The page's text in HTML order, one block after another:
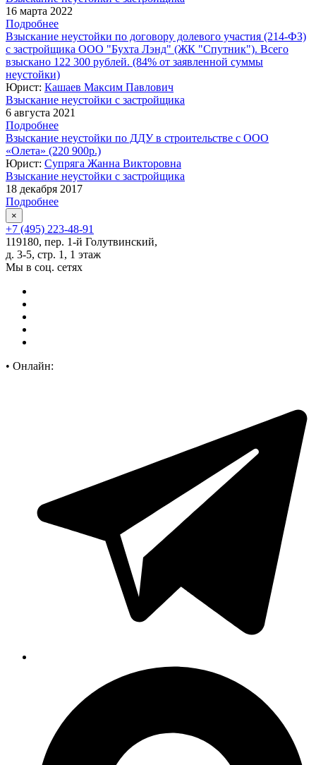
16 марта 2022
Подробнее
Взыскание неустойки по договору долевого участия (214-ФЗ)
с застройщика ООО "Бухта Лэнд" (ЖК "Спутник"). Всего
взыскано 122 300 рублей. (84% от заявленной суммы
неустойки)
Юрист: Кашаев Максим Павлович
Взыскание неустойки с застройщика
6 августа 2021
Подробнее
Взыскание неустойки по ДДУ в строительстве с ООО
«Олета» (220 900р.)
Юрист: Супряга Жанна Викторовна
Взыскание неустойки с застройщика
18 декабря 2017
Подробнее
×
+7 (495) 223-48-91
119180, пер. 1-й Голутвинский,
д. 3-5, стр. 1, 1 этаж
Мы в соц. сетях
• Онлайн: